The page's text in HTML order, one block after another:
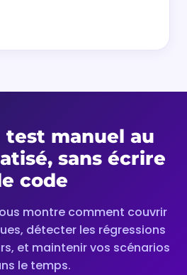
test manuel au
sans écrire
code
montre comment couvrir
détecter les régressions
et maintenir vos scénarios
le temps.